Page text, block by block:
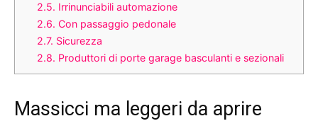
2.5. Irrinunciabili automazione
2.6. Con passaggio pedonale
2.7. Sicurezza
2.8. Produttori di porte garage basculanti e sezionali
Massicci ma leggeri da aprire